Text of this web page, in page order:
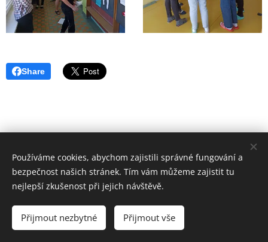
Share
© 2016Základní škola Horní Lideč, okres Vsetín.
Designed by Bohumír Náhlý©
Používáme cookies, abychom zajistili správné fungování a
bezpečnost našich stránek. Tím vám můžeme zajistit tu
nejlepší zkušenost při jejich návštěvě.
Přijmout nezbytné Přijmout vše